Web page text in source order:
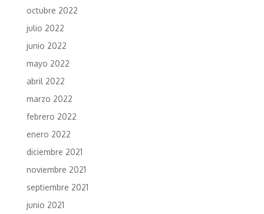
octubre 2022
julio 2022
junio 2022
mayo 2022
abril 2022
marzo 2022
febrero 2022
enero 2022
diciembre 2021
noviembre 2021
septiembre 2021
junio 2021